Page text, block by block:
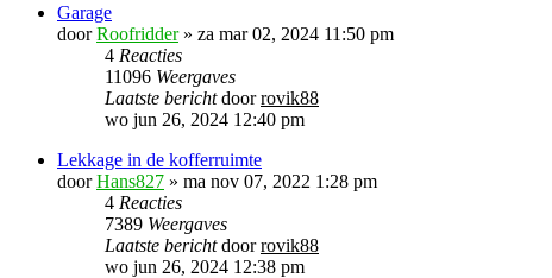
Garage
doorRoofridder» za mar 02, 2024 11:50 pm
4 Reacties
11096 Weergaves
Laatste berichtdoorrovik88
wo jun 26, 2024 12:40 pm
Lekkage in de kofferruimte
doorHans827 » ma nov 07, 2022 1:28 pm
4 Reacties
7389 Weergaves
Laatste berichtdoorrovik88
wo jun 26, 2024 12:38 pm